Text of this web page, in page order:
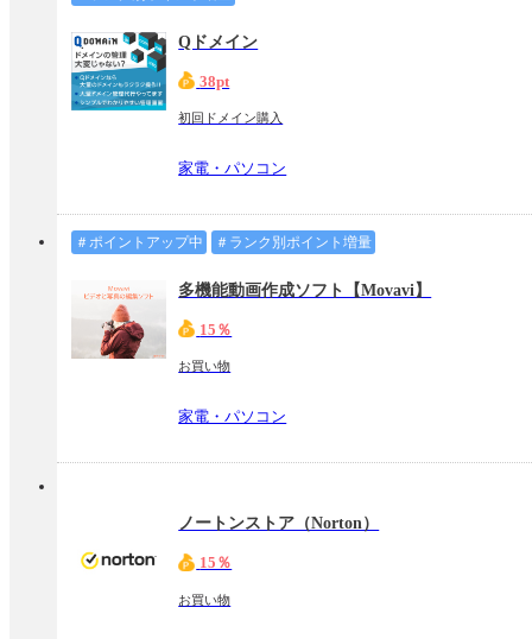
Qドメイン
38pt
初回ドメイン購入
家電・パソコン
＃ポイントアップ中 ＃ランク別ポイント増量
多機能動画作成ソフト【Movavi】
15％
お買い物
家電・パソコン
ノートンストア（Norton）
15％
お買い物